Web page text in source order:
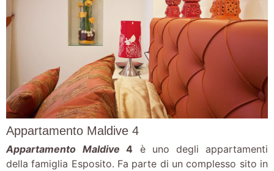
Appartamento Maldive 4
Appartamento Maldive 4 è uno degli appartamenti
della famiglia Esposito. Fa parte di un complesso sito in